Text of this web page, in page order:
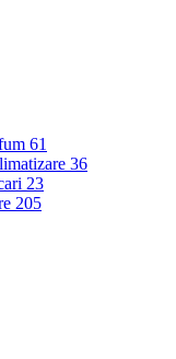
61
36
23
205